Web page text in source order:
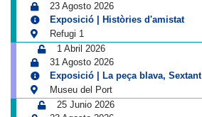
23 Agosto 2026
Exposició | Històries d'amistat
Refugi 1
1 Abril 2026
31 Agosto 2026
Exposició | La peça blava, Sextant
Museu del Port
25 Junio 2026